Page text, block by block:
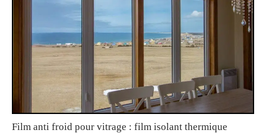
Film anti froid pour vitrage : film isolant thermique